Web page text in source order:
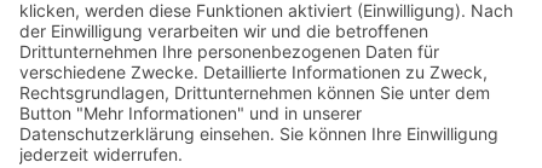
ASB.de
ASB-Mitarbeiterportal (BV)